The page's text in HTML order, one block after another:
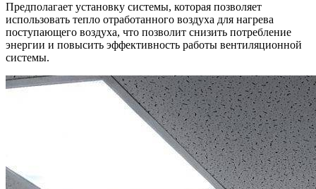
Предполагает установку системы, которая позволяет
использовать тепло отработанного воздуха для нагрева
поступающего воздуха, что позволит снизить потребление
энергии и повысить эффективность работы вентиляционной
системы.